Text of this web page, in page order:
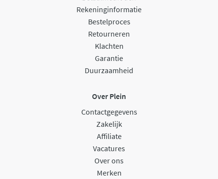
Rekeninginformatie
Bestelproces
Retourneren
Klachten
Garantie
Duurzaamheid
Over Plein
Contactgegevens
Zakelijk
Affiliate
Vacatures
Over ons
Merken